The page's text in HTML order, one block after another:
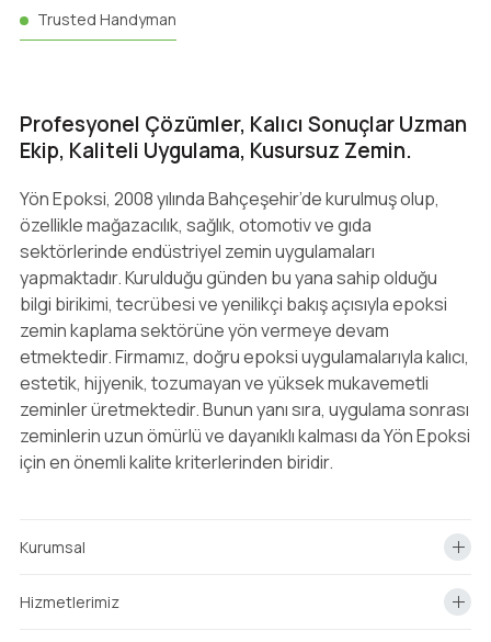
Trusted Handyman
Profesyonel Çözümler, Kalıcı Sonuçlar Uzman
Ekip, Kaliteli Uygulama, Kusursuz Zemin.
Yön Epoksi, 2008 yılında Bahçeşehir’de kurulmuş olup,
özellikle mağazacılık, sağlık, otomotiv ve gıda
sektörlerinde endüstriyel zemin uygulamaları
yapmaktadır. Kurulduğu günden bu yana sahip olduğu
bilgi birikimi, tecrübesi ve yenilikçi bakış açısıyla epoksi
zemin kaplama sektörüne yön vermeye devam
etmektedir. Firmamız, doğru epoksi uygulamalarıyla kalıcı,
estetik, hijyenik, tozumayan ve yüksek mukavemetli
zeminler üretmektedir. Bunun yanı sıra, uygulama sonrası
zeminlerin uzun ömürlü ve dayanıklı kalması da Yön Epoksi
için en önemli kalite kriterlerinden biridir.
Kurumsal
Hizmetlerimiz